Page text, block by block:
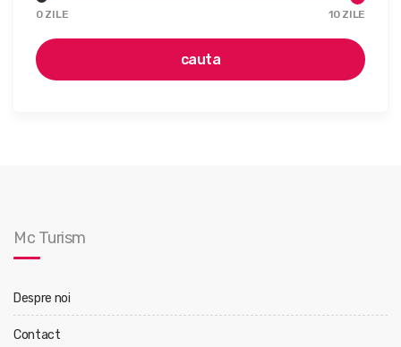
0ZILE 10ZILE
cauta
Mc Turism
Despre noi
Contact